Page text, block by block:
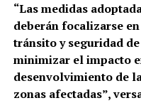
“Las medidas
deberán focalizarse
tránsito y seguridad
minimizar el impacto
desenvolvimiento de
zonas afectadas”,